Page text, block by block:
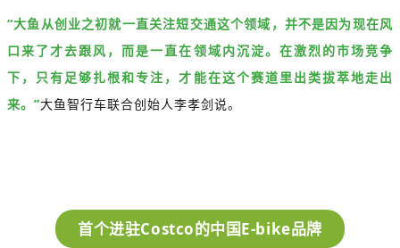
“大鱼从创业之初就一直关注短交通这个领域，并不是因为现在风
口来了才去跟风，而是一直在领域内沉淀。在激烈的市场竞争
下，只有足够扎根和专注，才能在这个赛道里出类拔萃地走出
来。”大鱼智行车联合创始人李孝剑说。
首个进驻Costco的中国E-bike品牌